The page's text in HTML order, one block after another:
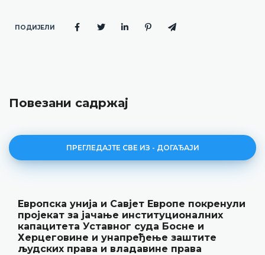
ПОДИЈЕЛИ
Повезани садржај
ПРЕГЛЕДАЈТЕ СВЕ ИЗ - ДОГАЂАЈИ
Европска унија и Савјет Европе покренули
пројекат за јачање институционалних
капацитета Уставног суда Босне и
Херцеговине и унапређење заштите
људских права и владавине права